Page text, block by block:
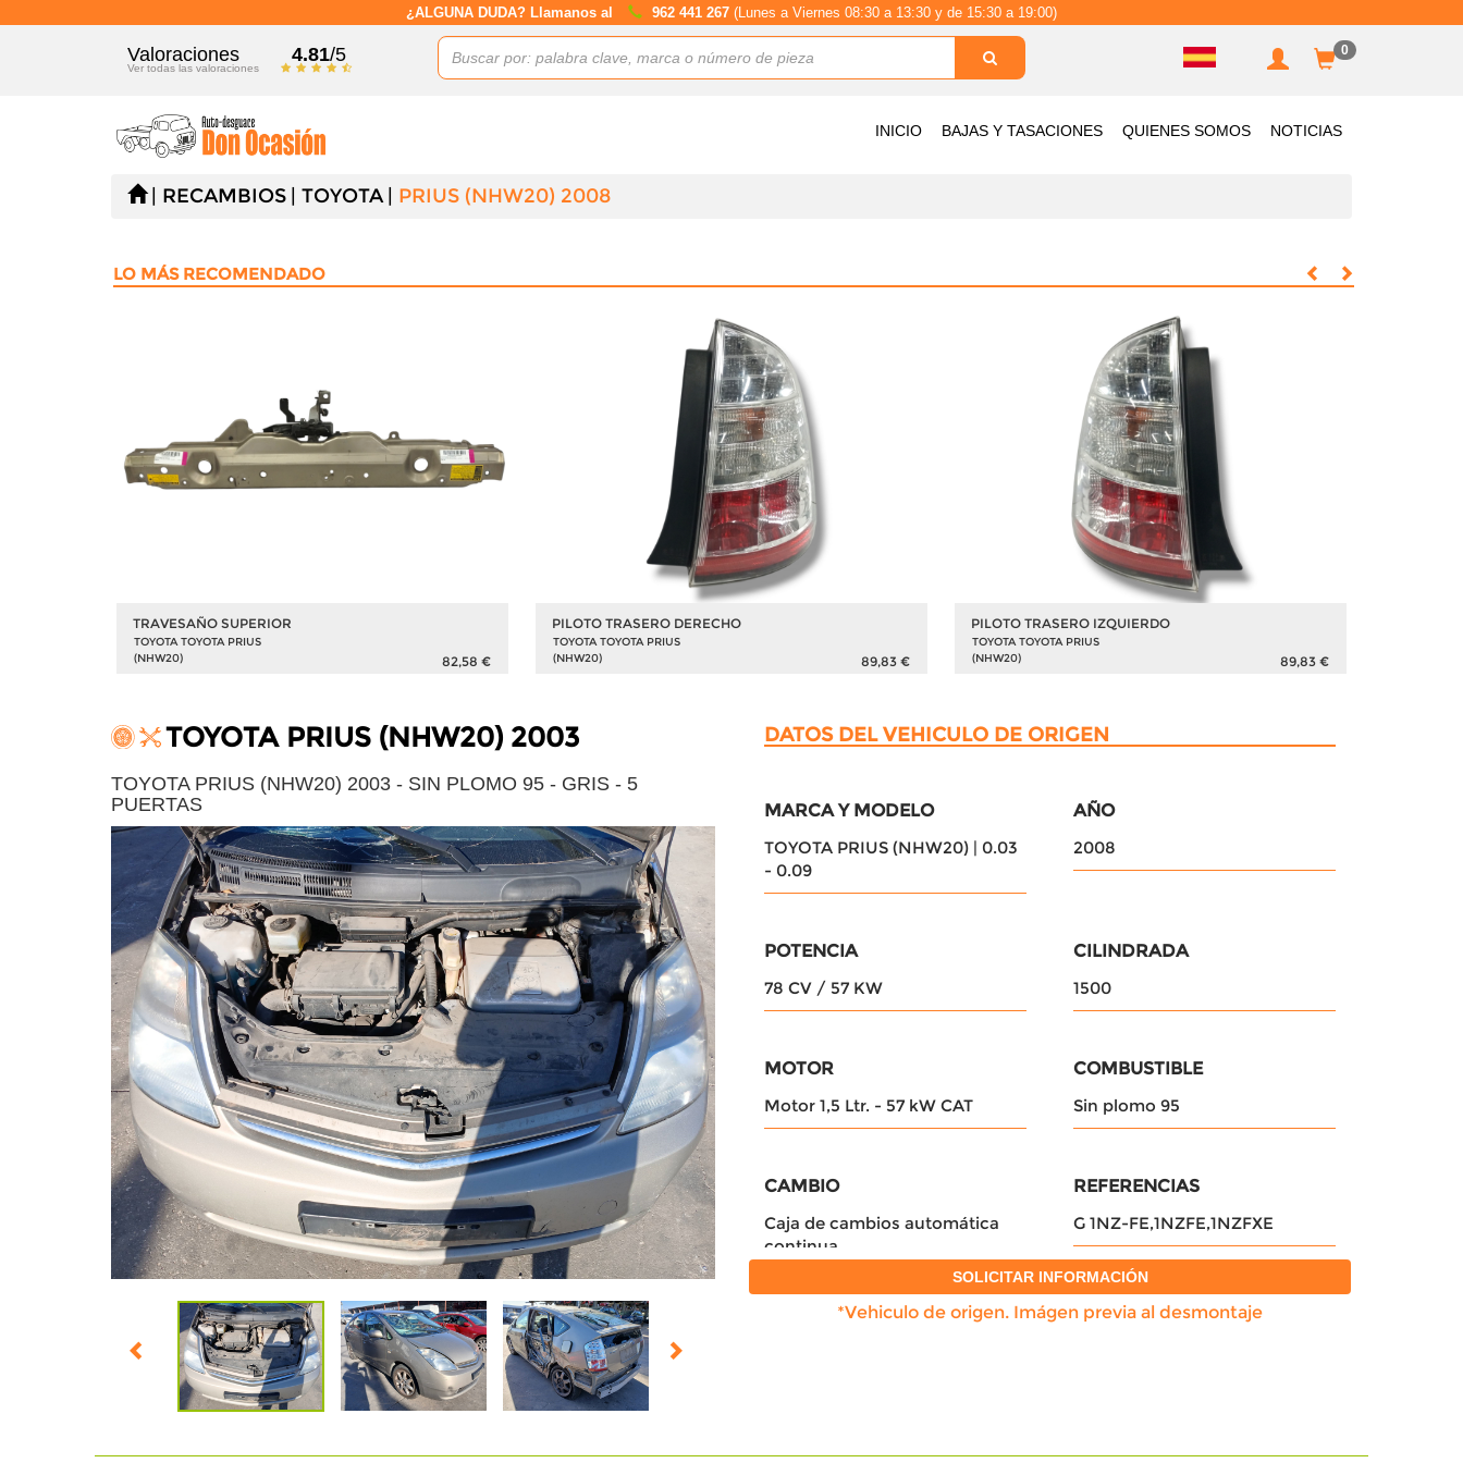
¿ALGUNA DUDA? Llamanos al 962 441 267 (Lunes a Viernes 08:30 a 13:30 y de 15:30 a 19:00)
Valoraciones
Ver todas las valoraciones
4.81/5 0
INICIO BAJAS Y TASACIONES QUIENES SOMOS NOTICIAS
RECAMBIOS TOYOTA PRIUS (NHW20) 2008
LO MÁS RECOMENDADO
TRAVESAÑO SUPERIOR
TOYOTA TOYOTA PRIUS
(NHW20)
82,58 €
PILOTO TRASERO DERECHO
TOYOTA TOYOTA PRIUS
(NHW20)
89,83 €
PILOTO TRASERO IZQUIERDO
TOYOTA TOYOTA PRIUS
(NHW20)
89,83 €
TOYOTA PRIUS (NHW20) 2003
TOYOTA PRIUS (NHW20) 2003 - SIN PLOMO 95 - GRIS - 5
PUERTAS
DATOS DEL VEHICULO DE ORIGEN
MARCA Y MODELO
TOYOTA PRIUS (NHW20) | 0.03
- 0.09
AÑO
2008
POTENCIA
78 CV / 57 KW
CILINDRADA
1500
MOTOR
Motor 1,5 Ltr. - 57 kW CAT
COMBUSTIBLE
Sin plomo 95
CAMBIO
Caja de cambios automática
continua
REFERENCIAS
G 1NZ-FE,1NZFE,1NZFXE
COLOR
SOLICITAR INFORMACIÓN
*Vehiculo de origen. Imágen previa al desmontaje